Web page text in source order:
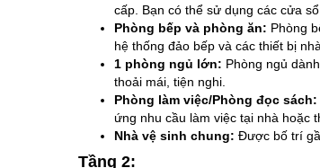
cấp. Bạn có thể sử dụng các cửa
Phòng bếp và phòng ăn: Phòng
hệ thống đảo bếp và các thiết bị
1 phòng ngủ lớn: Phòng ngủ
thoải mái, tiện nghi.
Phòng làm việc/Phòng đọc sách:
ứng nhu cầu làm việc tại nhà hoặc
Nhà vệ sinh chung: Được bố trí
Tầng 2: